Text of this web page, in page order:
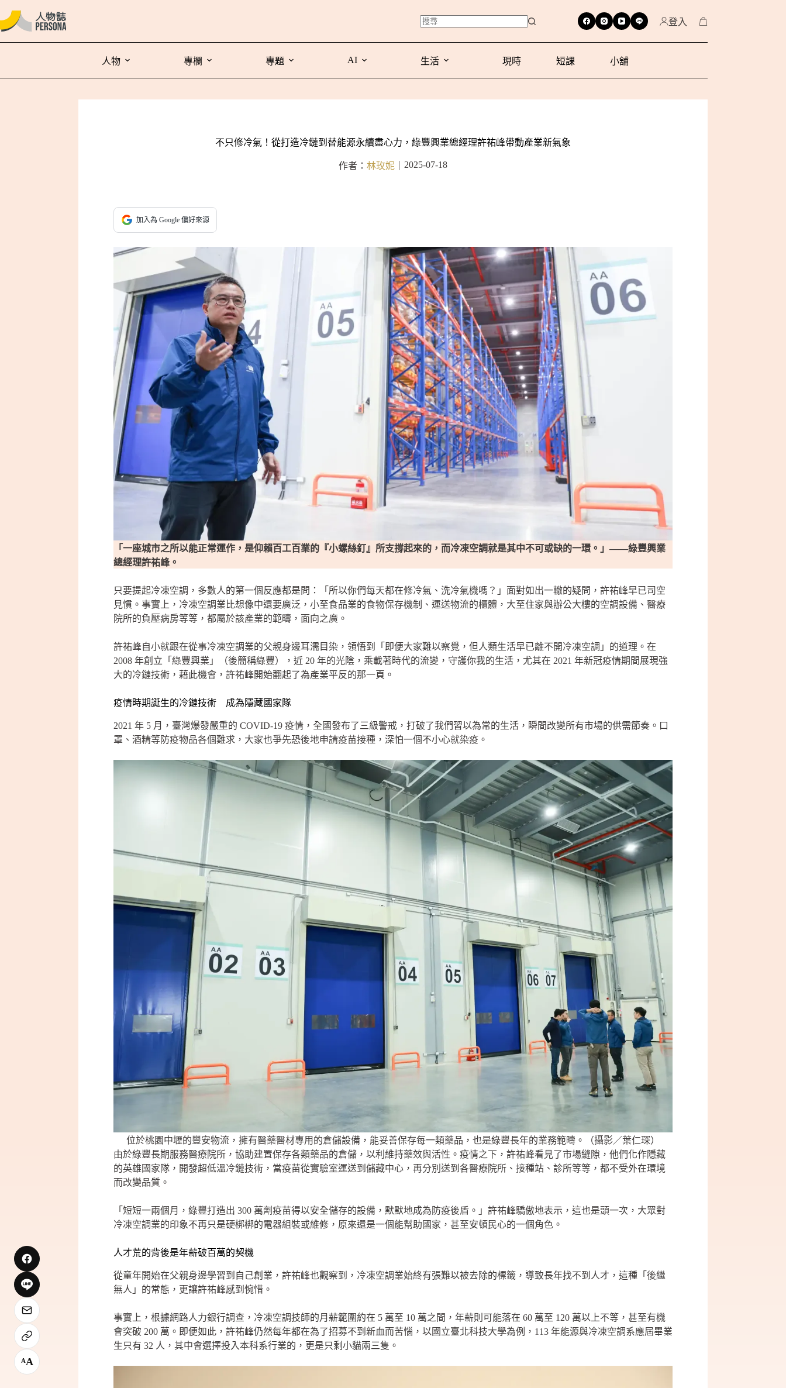
登入
人物 專欄 專題 AI 生活 現時 短課 小舖
不只修冷氣！從打造冷鏈到替能源永續盡心力，綠豐興業總經理許祐峰帶動產業新氣象
作者： 林玫妮 2025-07-18
加入為 Google 偏好來源
「一座城市之所以能正常運作，是仰賴百工百業的『小螺絲釘』所支撐起來的，而冷凍空調就是其中不可或缺的一環。」——綠豐興業
總經理許祐峰。
只要提起冷凍空調，多數人的第一個反應都是問：「所以你們每天都在修冷氣、洗冷氣機嗎？」面對如出一轍的疑問，許祐峰早已司空
見慣。事實上，冷凍空調業比想像中還要廣泛，小至食品業的食物保存機制、運送物流的櫃體，大至住家與辦公大樓的空調設備、醫療
院所的負壓病房等等，都屬於該產業的範疇，面向之廣。
許祐峰自小就跟在從事冷凍空調業的父親身邊耳濡目染，領悟到「即便大家難以察覺，但人類生活早已離不開冷凍空調」的道理。在
2008 年創立「綠豐興業」（後簡稱綠豐），近 20 年的光陰，乘載著時代的流變，守護你我的生活，尤其在 2021 年新冠疫情期間展現強
大的冷鏈技術，藉此機會，許祐峰開始翻起了為產業平反的那一頁。
疫情時期誕生的冷鏈技術 成為隱藏國家隊
2021 年 5 月，臺灣爆發嚴重的 COVID-19 疫情，全國發布了三級警戒，打破了我們習以為常的生活，瞬間改變所有市場的供需節奏。口
罩、酒精等防疫物品各個難求，大家也爭先恐後地申請疫苗接種，深怕一個不小心就染疫。
位於桃園中壢的豐安物流，擁有醫藥醫材專用的倉儲設備，能妥善保存每一類藥品，也是綠豐長年的業務範疇。（攝影／葉仁琛）
由於綠豐長期服務醫療院所，協助建置保存各類藥品的倉儲，以利維持藥效與活性。疫情之下，許祐峰看見了市場縫隙，他們化作隱藏
的英雄國家隊，開發超低溫冷鏈技術，當疫苗從實驗室運送到儲藏中心，再分別送到各醫療院所、接種站、診所等等，都不受外在環境
而改變品質。
「短短一兩個月，綠豐打造出 300 萬劑疫苗得以安全儲存的設備，默默地成為防疫後盾。」許祐峰驕傲地表示，這也是頭一次，大眾對
冷凍空調業的印象不再只是硬梆梆的電器組裝或維修，原來還是一個能幫助國家，甚至安頓民心的一個角色。
人才荒的背後是年薪破百萬的契機
從童年開始在父親身邊學習到自己創業，許祐峰也觀察到，冷凍空調業始終有張難以被去除的標籤，導致長年找不到人才，這種「後繼
無人」的常態，更讓許祐峰感到惋惜。
事實上，根據網路人力銀行調查，冷凍空調技師的月薪範圍約在 5 萬至 10 萬之間，年薪則可能落在 60 萬至 120 萬以上不等，甚至有機
會突破 200 萬。即便如此，許祐峰仍然每年都在為了招募不到新血而苦惱，以國立臺北科技大學為例，113 年能源與冷凍空調系應屆畢業
生只有 32 人，其中會選擇投入本科系行業的，更是只剩小貓兩三隻。
AA